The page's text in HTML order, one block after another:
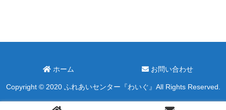
ホーム お問い合わせ
Copyright © 2020 ふれあいセンター『わいぐ』All Rights Reserved.